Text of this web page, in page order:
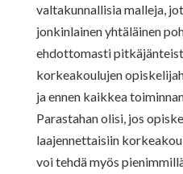
valtakunnallisia malleja,
jonkinlainen yhtäläinen
ehdottomasti
korkeakoulujen
ja ennen kaikkea
Parastahan olisi, jos
laajennettaisiin
voi tehdä myös